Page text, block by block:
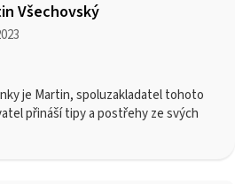
Všechovský
je Martin, spoluzakladatel tohoto
přináší tipy a postřehy ze svých